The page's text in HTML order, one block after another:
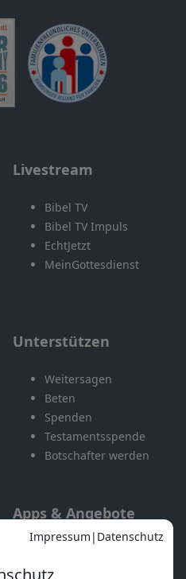
Livestream
Bibel TV
Bibel TV Impuls
EchtJetzt
MeinGottesdienst
Unterstützen
Weitersagen
Beten
Spenden
Testamentsspende
Botschafter werden
Apps & Angebote
Mobile App